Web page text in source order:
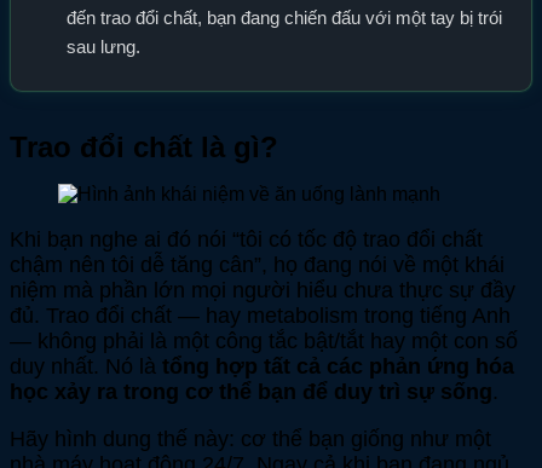
đến trao đổi chất, bạn đang chiến đấu với một tay bị trói
sau lưng.
Trao đổi chất là gì?
Khi bạn nghe ai đó nói “tôi có tốc độ trao đổi chất
chậm nên tôi dễ tăng cân”, họ đang nói về một khái
niệm mà phần lớn mọi người hiểu chưa thực sự đầy
đủ. Trao đổi chất — hay metabolism trong tiếng Anh
— không phải là một công tắc bật/tắt hay một con số
duy nhất. Nó là tổng hợp tất cả các phản ứng hóa
học xảy ra trong cơ thể bạn để duy trì sự sống.
Hãy hình dung thế này: cơ thể bạn giống như một